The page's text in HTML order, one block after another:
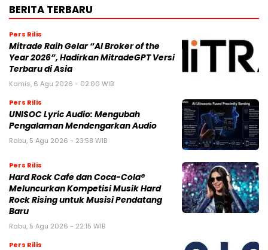
BERITA TERBARU
Pers Rilis
Mitrade Raih Gelar “AI Broker of the
Year 2026”, Hadirkan MitradeGPT Versi
Terbaru di Asia
Kamis, 6 Agu 2026 - 02:00 WIB
Pers Rilis
UNISOC Lyric Audio: Mengubah
Pengalaman Mendengarkan Audio
Rabu, 5 Agu 2026 - 23:58 WIB
Pers Rilis
Hard Rock Cafe dan Coca-Cola®
Meluncurkan Kompetisi Musik Hard
Rock Rising untuk Musisi Pendatang
Baru
Rabu, 5 Agu 2026 - 22:15 WIB
Pers Rilis